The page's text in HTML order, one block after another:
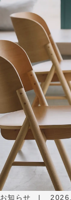
最新情
採用情報
Japanese
お知らせ